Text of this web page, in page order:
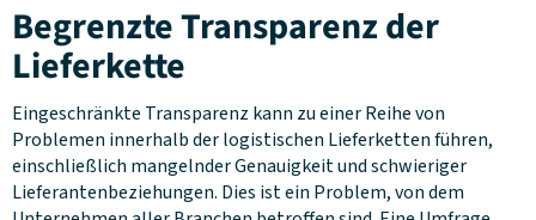
Begrenzte Transparenz der
Lieferkette
Eingeschränkte Transparenz kann zu einer Reihe von
Problemen innerhalb der logistischen Lieferketten führen,
einschließlich mangelnder Genauigkeit und schwieriger
Lieferantenbeziehungen. Dies ist ein Problem, von dem